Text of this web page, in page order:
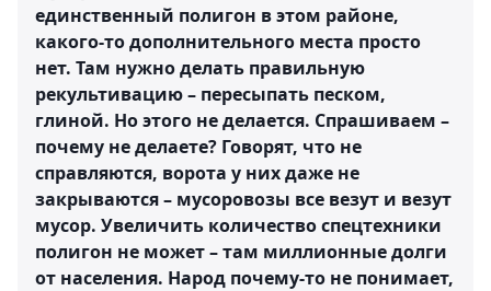
единственный полигон в этом районе,
какого-то дополнительного места просто
нет. Там нужно делать правильную
рекультивацию – пересыпать песком,
глиной. Но этого не делается. Спрашиваем –
почему не делаете? Говорят, что не
справляются, ворота у них даже не
закрываются – мусоровозы все везут и везут
мусор. Увеличить количество спецтехники
полигон не может – там миллионные долги
от населения. Народ почему-то не понимает,